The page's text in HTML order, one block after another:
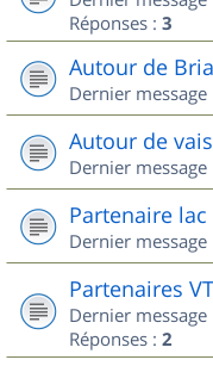
Réponses : 3
Autour de
Dernier message
Autour de
Dernier message
Partenaire
Dernier message
Partenaires
Dernier message
Réponses : 2